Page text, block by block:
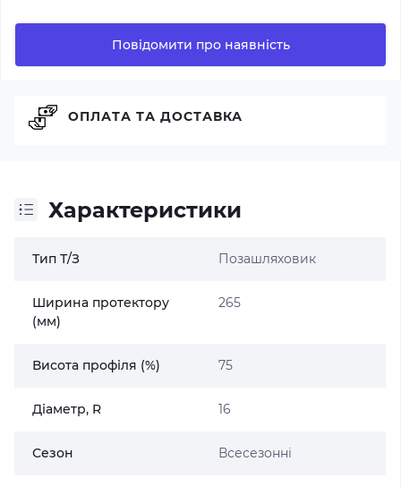
Повідомити про наявність
Характеристики
Тип Т/З Позашляховик
Ширина протектору
(мм)
265
Висота профіля (%) 75
Діаметр, R 16
Сезон Всесезонні
ОПЛАТА ТА ДОСТАВКА